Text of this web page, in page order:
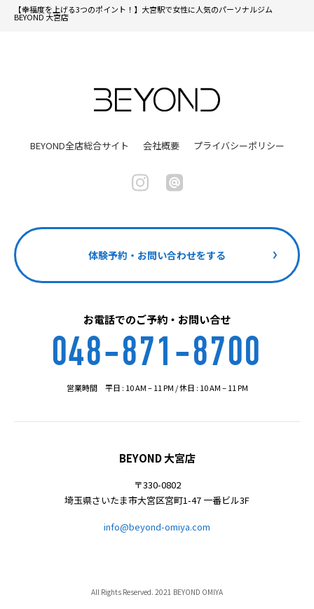
【幸福度を上げる3つのポイント！】大宮駅で女性に人気のパーソナルジム
BEYOND 大宮店
BEYOND全店総合サイト 会社概要 プライバシーポリシー
体験予約・お問い合わせをする
お電話でのご予約・お問い合せ
048-871-8700
営業時間 平日 : 10 AM – 11 PM / 休日 : 10 AM – 11 PM
BEYOND 大宮店
〒330-0802
埼玉県さいたま市大宮区宮町1-47 一番ビル3F
info@beyond-omiya.com
All Rights Reserved. 2021 BEYOND OMIYA